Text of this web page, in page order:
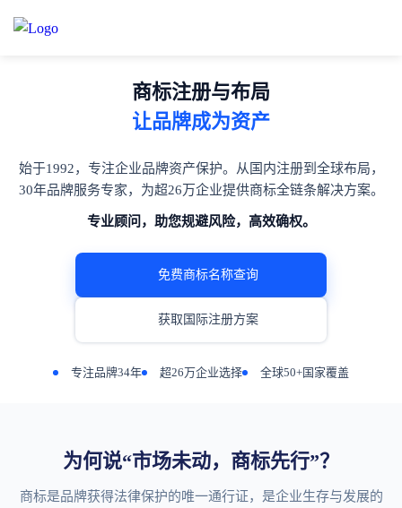
商标注册与布局
让品牌成为资产
始于1992，专注企业品牌资产保护。从国内注册到全球布局，
30年品牌服务专家，为超26万企业提供商标全链条解决方案。
专业顾问，助您规避风险，高效确权。
免费商标名称查询
获取国际注册方案
专注品牌34年 超26万企业选择 全球50+国家覆盖
为何说“市场未动，商标先行”？
商标是品牌获得法律保护的唯一通行证，是企业生存与发展的